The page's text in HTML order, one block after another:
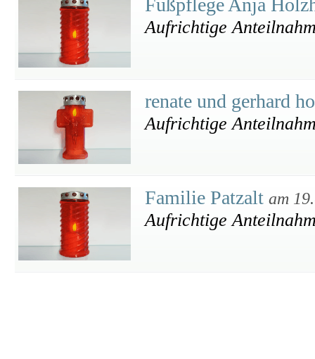
Fußpflege Anja
Aufrichtige
renate und gerhard
Aufrichtige
Familie Patzalt am
Aufrichtige